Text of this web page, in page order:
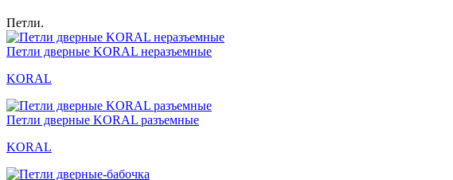
Петли.
Петли дверные KORAL неразъемные
KORAL
Петли дверные KORAL разъемные
KORAL